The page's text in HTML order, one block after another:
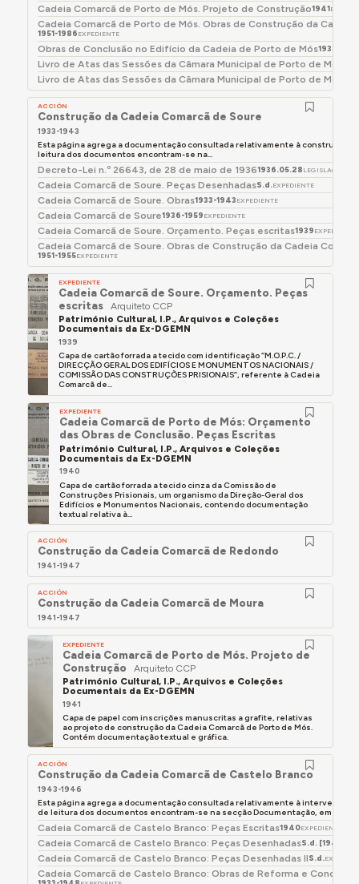
equipamentos, que se somam à sua extensíssima
obra construída para promotores privados, em
campos tão variados quanto a habitação
multifamiliar ou as casas de espectáculos.
- Por encomenda privada, projectou um importante
conjunto de cinemas e cine-teatros – Cinearte
1938-40, Monumental 1944-50, Cine Messias na
Mealhada, Micaelense em Ponta Delgada 1947-51,
Avenida em Aveiro, Covilhanense, Império em
Lagos – além dos Laboratórios Sanitas, Lisboa 1945,
ou do Hotel Atlântico, Estoril.
- Participou no III Congresso da União Internacional
dos Arquitectos, Lisboa 1953.
- Autor dos projectos para o quarteirão
habitacional da R. Coelho da Rocha 118 a 128, em
Campo de Ourique, Lisboa 1939.
- Co-autor, com Aníbal da Fonseca, de projectos
para edifícios de habitação multifamiliar em Lisboa,
no grande conjunto definido pelas ruas Coelho da
Rocha, Azedo Gneco, Padre Francisco e Sampaio
Bruno, 1955, na Av. General Roçadas 121, 1956, e na
Av. Fontes Pereira de Melo 3, 1957."
in Ricardo Costa Agarez, O Moderno Revisitado
(Lisboa: CML, 2009), p. 275.
Cadeia Comarcã de Porto de Mós. Projeto de Construção1941
Cadeia Comarcã de Porto de Mós. Obras de Construção da
1951-1986 EXPEDIENTE
Obras de Conclusão no Edifício da Cadeia de Porto de Mós1933-
Livro de Atas das Sessões da Câmara Municipal de Porto de Mós
Livro de Atas das Sessões da Câmara Municipal de Porto de Mós
ACCIÓN
Construção da Cadeia Comarcã de Soure
1933-1943
Esta página agrega a documentação consultada relativamente à construção
leitura dos documentos encontram-se na...
Decreto-Lei n.º 26643, de 28 de maio de 19361936.05.28 LEGISLACIÓN
Cadeia Comarcã de Soure. Peças DesenhadasS.d. EXPEDIENTE
Cadeia Comarcã de Soure. Obras1933-1943 EXPEDIENTE
Cadeia Comarcã de Soure1936-1959 EXPEDIENTE
Cadeia Comarcã de Soure. Orçamento. Peças escritas1939 EXPEDIENTE
Cadeia Comarcã de Soure. Obras de Construção da Cadeia
1951-1955EXPEDIENTE
EXPEDIENTE
Cadeia Comarcã de Soure. Orçamento. Peças
escritas
Arquiteto CCP
Património Cultural, I.P., Arquivos e Coleções
Documentais da Ex-DGEMN
1939
Capa de cartão forrada a tecido com identificação “M.O.P.C. /
DIRECÇÃO GERAL DOS EDIFÍCIOS E MONUMENTOS NACIONAIS /
COMISSÃO DAS CONSTRUÇÕES PRISIONAIS”, referente à Cadeia
Comarcã de...
EXPEDIENTE
Cadeia Comarcã de Porto de Mós: Orçamento
das Obras de Conclusão. Peças Escritas
Património Cultural, I.P., Arquivos e Coleções
Documentais da Ex-DGEMN
1940
Capa de cartão forrada a tecido cinza da Comissão de
Construções Prisionais, um organismo da Direção-Geral dos
Edifícios e Monumentos Nacionais, contendo documentação
textual relativa à...
ACCIÓN
Construção da Cadeia Comarcã de Redondo
1941-1947
ACCIÓN
Construção da Cadeia Comarcã de Moura
1941-1947
EXPEDIENTE
Cadeia Comarcã de Porto de Mós. Projeto de
Construção
Arquiteto CCP
Património Cultural, I.P., Arquivos e Coleções
Documentais da Ex-DGEMN
1941
Capa de papel com inscrições manuscritas a grafite, relativas
ao projeto de construção da Cadeia Comarcã de Porto de Mós.
Contém documentação textual e gráfica.
ACCIÓN
Construção da Cadeia Comarcã de Castelo Branco
1943-1946
Esta página agrega a documentação consultada relativamente à intervenção
de leitura dos documentos encontram-se na secção Documentação, em baixo.
Cadeia Comarcã de Castelo Branco: Peças Escritas1940EXPEDIENTE
Cadeia Comarcã de Castelo Branco: Peças DesenhadasS.d. [1940]
Cadeia Comarcã de Castelo Branco: Peças Desenhadas IIS.d.
Cadeia Comarcã de Castelo Branco: Obras de Reforma e